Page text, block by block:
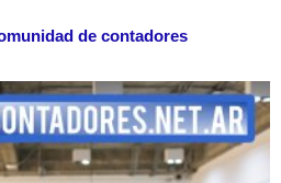
de contadores